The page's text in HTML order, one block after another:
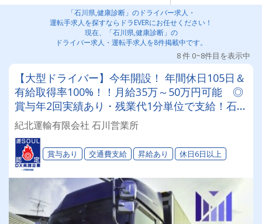
「石川県,健康診断」のドライバー求人・
運転手求人を探すならドラEVERにお任せください！
現在、「石川県,健康診断」の
ドライバー求人・運転手求人を8件掲載中です。
8 件 0~8件目を表示中
【大型ドライバー】今年開設！ 年間休日105日＆
有給取得率100%！！月給35万～50万円可能 ◎
賞与年2回実績あり・残業代1分単位で支給！石川
県内新営業所の募集です★地場or中距離の食品・
日用品配送ドライバー
紀北運輸有限会社 石川営業所
賞与あり 交通費支給 昇給あり 休日6日以上